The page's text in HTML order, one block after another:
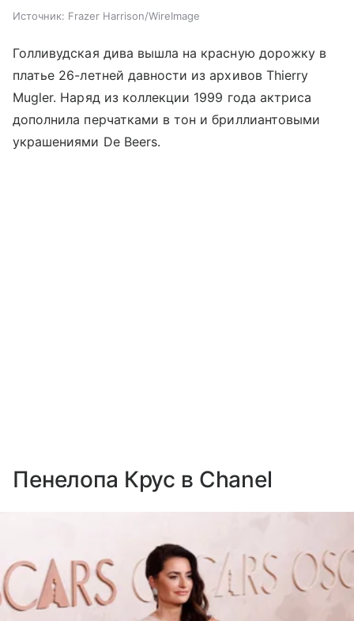
Источник: Frazer Harrison/WireImage
Голливудская дива вышла на красную дорожку в
платье 26-летней давности из архивов Thierry
Mugler. Наряд из коллекции 1999 года актриса
дополнила перчатками в тон и бриллиантовыми
украшениями De Beers.
Пенелопа Крус в Chanel